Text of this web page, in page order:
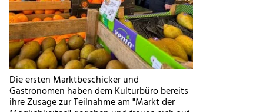
Die ersten Marktbeschicker und
Gastronomen haben dem Kulturbüro bereits
ihre Zusage zur Teilnahme am "Markt der